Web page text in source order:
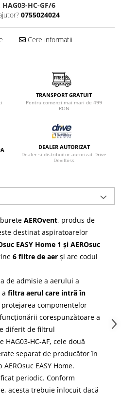
HAG03-HC-GF/6
0755024024
Cere informatii
TRANSPORT GRATUIT
Pentru comenzi mai mari de 499
RON
DEALER AUTORIZAT
Dealer si distribuitor autorizat Drive
Devilbiss
AEROvent, produs de
destinat aspiratoarelor
EASY Home 1 și AEROsuc
6 filtre de aer și are codul
de admisie a aerului a
filtra aerul care intră în
componentelor
corespunzătoare a
diferit de filtrul
HC-AF, cele două
separat de producător în
EASY Home.
periodic. Conform
acesta trebuie înlocuit dacă